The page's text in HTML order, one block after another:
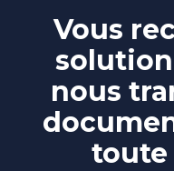
Vous
nous
toute